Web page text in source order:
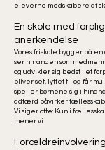
eleverne medskabere af
En skole med
anerkendelse
Vores friskole bygger på
ser hinanden som
og udvikler sig bedst i et
bliver set, lyttet til og får
spejler børnene sig i
adfærd påvirker
Vi siger ofte: Kun i
mener vi.